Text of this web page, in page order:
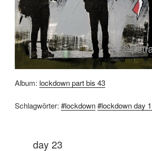
Album: lockdown part bis 43
Schlagwörter: #lockdown#lockdown day
day 23